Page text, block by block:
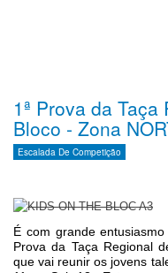
1ª Prova da
Bloco - Zona
Escalada De Competição
É com grande
Prova da Taça Regional
que vai reunir os jovens